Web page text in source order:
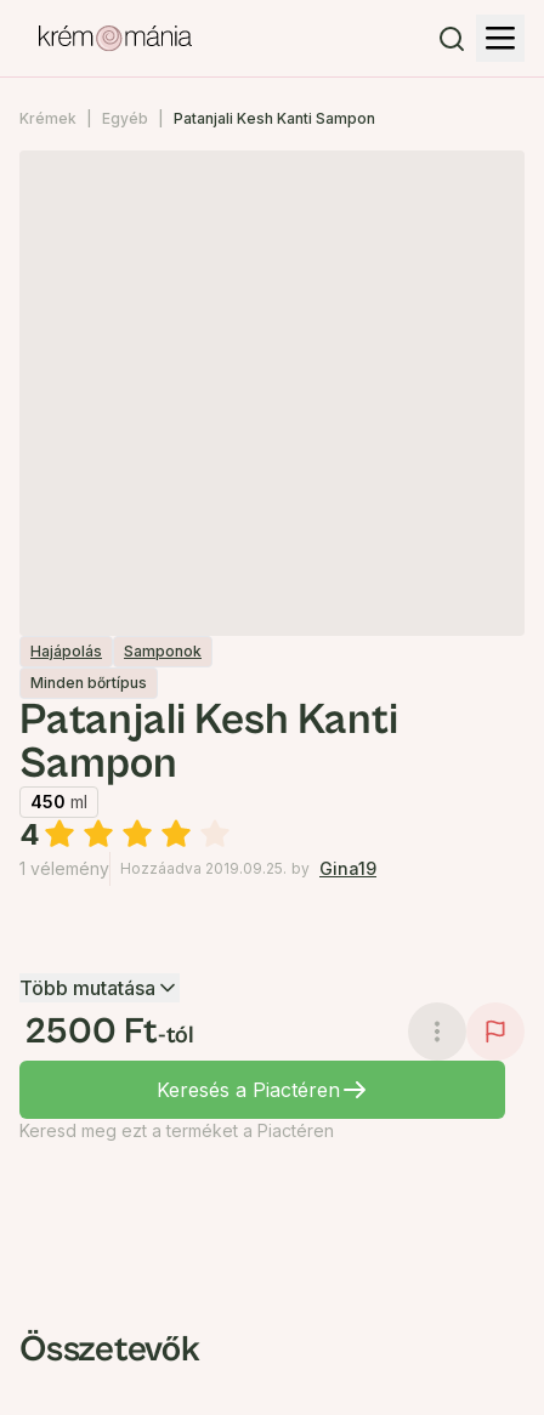
Krémek Egyéb Patanjali Kesh Kanti Sampon
Hajápolás
Samponok
Minden bőrtípus
Patanjali Kesh Kanti
Sampon
450 ml
4
1 vélemény Hozzáadva 2019.09.25. by Gina19
Több mutatása
2500 Ft-tól
Keresés a Piactéren
Keresd meg ezt a terméket a Piactéren
Összetevők